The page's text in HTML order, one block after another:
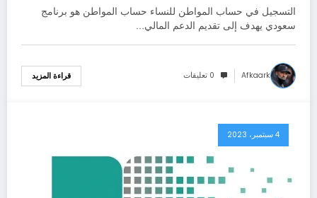
التسجيل في حساب المواطن للنساء حساب المواطن هو برنامج
سعودي يهدف إلى تقديم الدعم المالي…
Afkaark 0 تعليقات قراءة المزيد
4 سبتمبر، 2023